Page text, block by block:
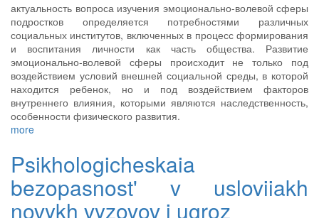
актуальность вопроса изучения эмоционально-волевой сферы
подростков определяется потребностями различных
социальных институтов, включенных в процесс формирования
и воспитания личности как часть общества. Развитие
эмоционально-волевой сферы происходит не только под
воздействием условий внешней социальной среды, в которой
находится ребенок, но и под воздействием факторов
внутреннего влияния, которыми являются наследственность,
особенности физического развития.
more
Psikhologicheskaia
bezopasnost' v usloviiakh
novykh vyzovov i ugroz